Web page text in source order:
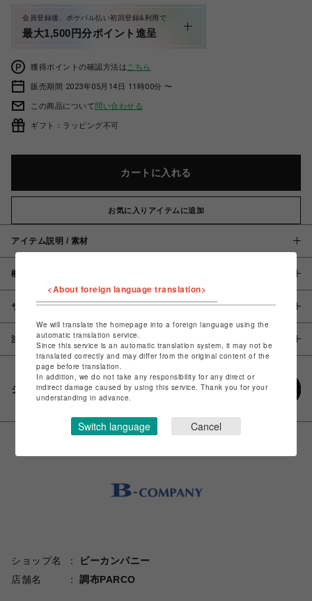
会員登録後、ポケパル払い初回登録&利用で
最大1,500円分ポイント進呈
獲得ポイントの確認方法は こちら
販売期間 2023年05月14日 11時00分 〜
この商品について問い合わせる
ギフト：ラッピング不可
カートに入れる
お気に入りアイテムに追加
アイテム説明 / 素材
概要
サイズ
注意事項
シェアする
ショップ名
ビーカンパニー
店舗名
調布PARCO
<About foreign language translation>
We will translate the homepage into a foreign language using the
automatic translation service.
Since this service is an automatic translation system, it may not be
translated correctly and may differ from the original content of the
page before translation.
In addition, we do not take any responsibility for any direct or
indirect damage caused by using this service. Thank you for your
understanding in advance.
Switch language Cancel